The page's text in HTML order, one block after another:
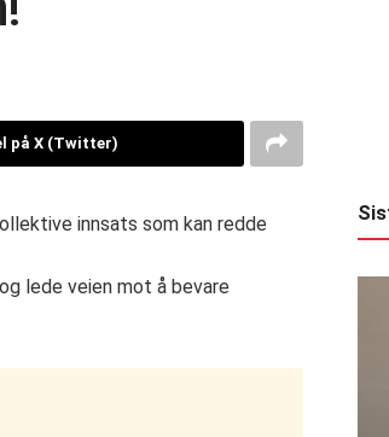
på X (Twitter)
innsats som kan redde
lede veien mot å bevare